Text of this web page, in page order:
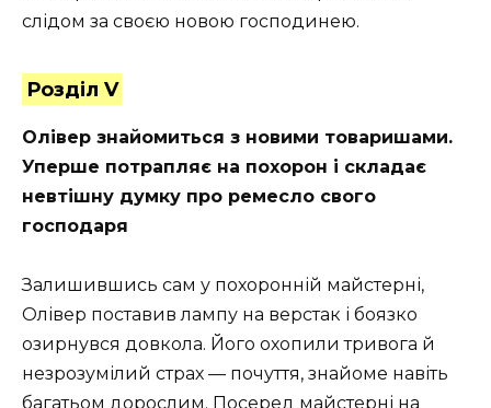
слідом за своєю новою господинею.
Розділ V
Олівер знайомиться з новими товаришами.
Уперше потрапляє на похорон і складає
невтішну думку про ремесло свого
господаря
Залишившись сам у похоронній майстерні,
Олівер поставив лампу на верстак і боязко
озирнувся довкола. Його охопили тривога й
незрозумілий страх — почуття, знайоме навіть
багатьом дорослим. Посеред майстерні на